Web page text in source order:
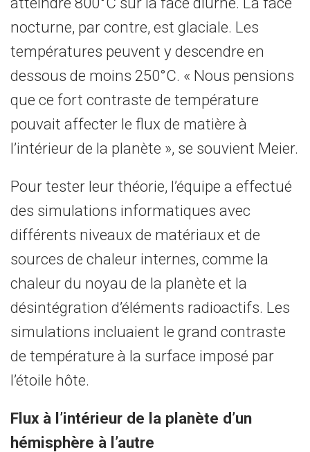
nocturne, par contre, est glaciale. Les
températures peuvent y descendre en
dessous de moins 250°C. « Nous pensions
que ce fort contraste de température
pouvait affecter le flux de matière à
l’intérieur de la planète », se souvient Meier.
Pour tester leur théorie, l’équipe a effectué
des simulations informatiques avec
différents niveaux de matériaux et de
sources de chaleur internes, comme la
chaleur du noyau de la planète et la
désintégration d’éléments radioactifs. Les
simulations incluaient le grand contraste
de température à la surface imposé par
l’étoile hôte.
Flux à l’intérieur de la planète d’un
hémisphère à l’autre